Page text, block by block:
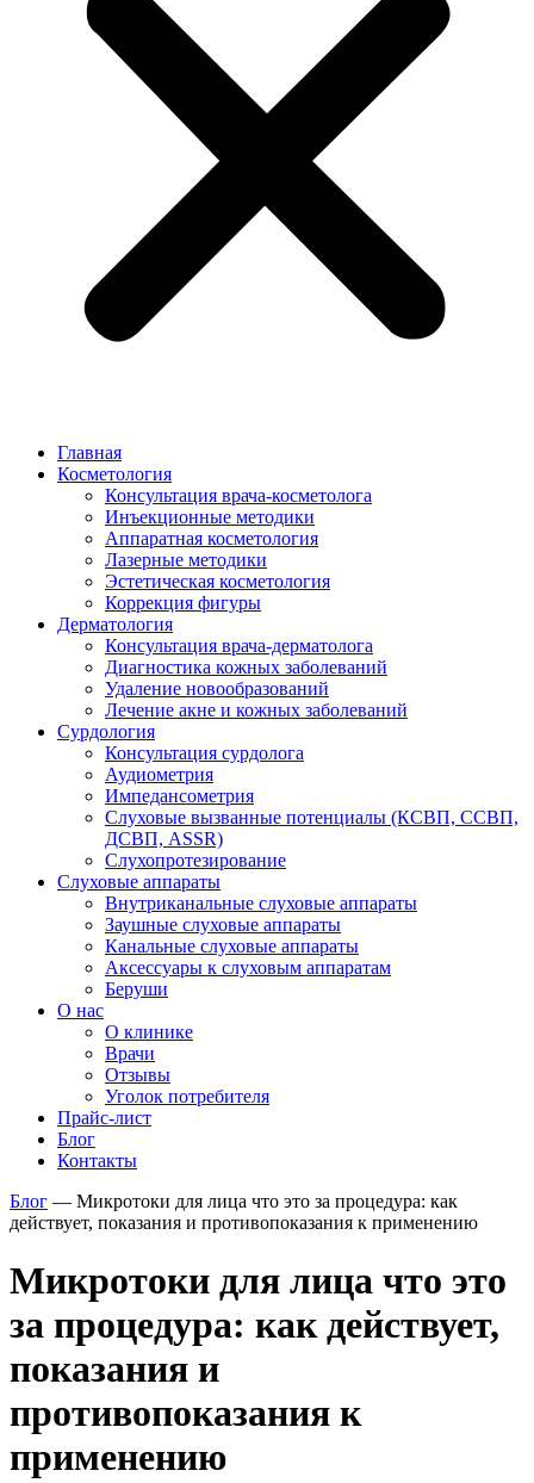
Главная
Косметология
Консультация врача-косметолога
Инъекционные методики
Аппаратная косметология
Лазерные методики
Эстетическая косметология
Коррекция фигуры
Дерматология
Консультация врача-дерматолога
Диагностика кожных заболеваний
Удаление новообразований
Лечение акне и кожных заболеваний
Сурдология
Консультация сурдолога
Аудиометрия
Импедансометрия
Слуховые вызванные потенциалы (КСВП, ССВП,
ДСВП, ASSR)
Слухопротезирование
Слуховые аппараты
Внутриканальные слуховые аппараты
Заушные слуховые аппараты
Канальные слуховые аппараты
Аксессуары к слуховым аппаратам
Беруши
О нас
О клинике
Врачи
Отзывы
Уголок потребителя
Прайс-лист
Блог
Контакты
Блог — Микротоки для лица что это за процедура: как
действует, показания и противопоказания к применению
Микротоки для лица что это
за процедура: как действует,
показания и
противопоказания к
применению